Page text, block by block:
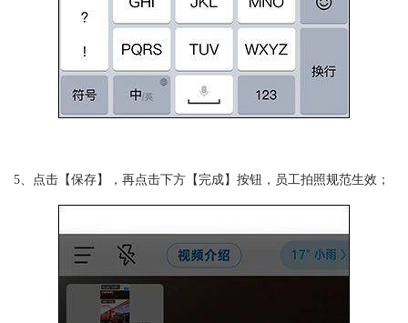
5、点击【保存】，再点击下方【完成】按钮，员工拍照规范生效；